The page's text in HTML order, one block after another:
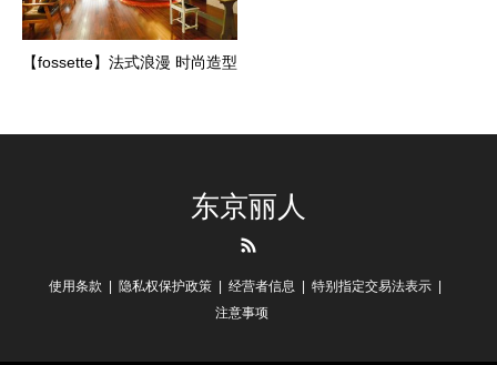
【fossette】法式浪漫 时尚造型
东京丽人
使用条款 隐私权保护政策 经营者信息
特别指定交易法表示
注意事项